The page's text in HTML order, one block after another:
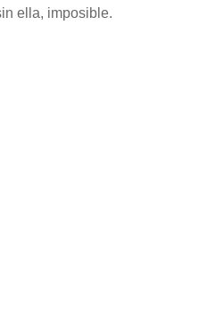
ella, imposible.